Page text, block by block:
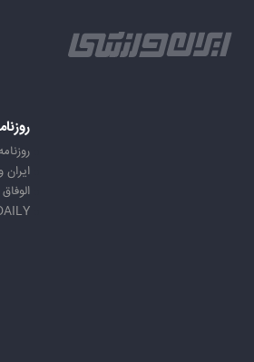
الوفاق